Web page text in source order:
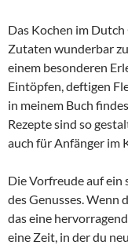
Das Kochen im
Zutaten wunderbar
einem besonderen
Eintöpfen, deftigen
in meinem Buch
Rezepte sind so
auch für Anfänger im
Die Vorfreude auf ein
des Genusses. Wenn
das eine
eine Zeit, in der du